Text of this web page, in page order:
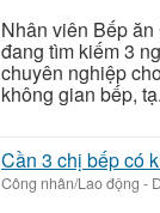
Nhân viên Bếp
đang tìm kiếm 3
chuyên nghiệp
không gian bếp,
Cần 3 chị bếp có
Công nhân/Lao động -